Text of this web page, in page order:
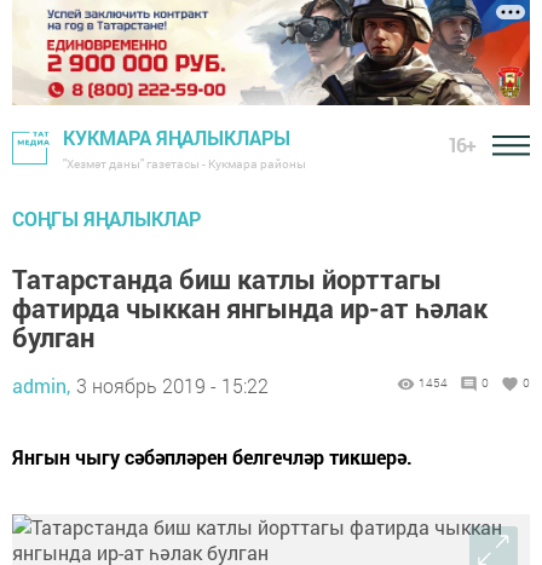
КУКМАРА ЯҢАЛЫКЛАРЫ
"Хезмәт даны" газетасы - Кукмара районы
16+
СОҢГЫ ЯҢАЛЫКЛАР
Татарстанда биш катлы йорттагы
фатирда чыккан янгында ир-ат һәлак
булган
admin, 3 ноябрь 2019 - 15:22 1454 0 0
Янгын чыгу сәбәпләрен белгечләр тикшерә.